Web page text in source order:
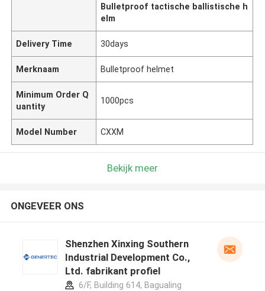
Bulletproof tactische ballistische h
elm
Delivery Time 30days
Merknaam Bulletproof helmet
Minimum Order Q
uantity
1000pcs
Model Number CXXM
Bekijk meer
ONGEVEER ONS
Shenzhen Xinxing Southern
Industrial Development Co.,
Ltd. fabrikant profiel
6/F, Building 614, Bagualing